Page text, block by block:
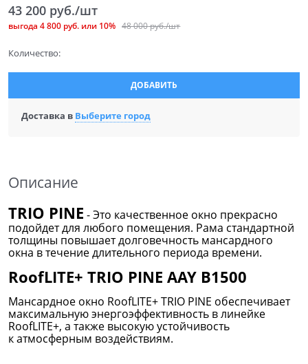
48 000 руб./шт
43 200 руб./шт
выгода 4 800 руб. или 10%
Количество:
ДОБАВИТЬ
Доставка в Выберите город
Описание
TRIO PINE - Это качественное окно прекрасно
подойдет для любого помещения. Рама стандартной
толщины повышает долговечность мансардного
окна в течение длительного периода времени.
RoofLITE+ TRIO PINE AAY B1500
Мансардное окно RoofLITE+ TRIO PINE обеспечивает
максимальную энергоэффективность в линейке
RoofLITE+, а также высокую устойчивость
к атмосферным воздействиям.